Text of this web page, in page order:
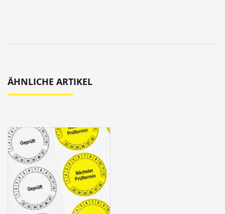
ÄHNLICHE ARTIKEL